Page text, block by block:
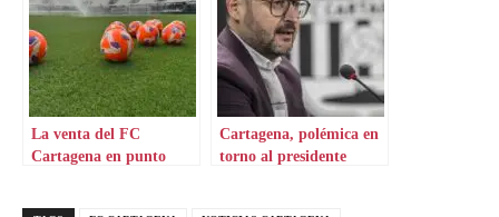
La venta del FC
Cartagena en punto
Cartagena, polémica en
torno al presidente